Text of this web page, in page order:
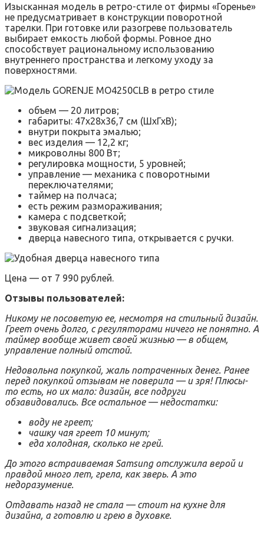
Изысканная модель в ретро-стиле от фирмы «Горенье»
не предусматривает в конструкции поворотной
тарелки. При готовке или разогреве пользователь
выбирает емкость любой формы. Ровное дно
способствует рациональному использованию
внутреннего пространства и легкому уходу за
поверхностями.
объем — 20 литров;
габариты: 47х28х36,7 см (ШхГхВ);
внутри покрыта эмалью;
вес изделия — 12,2 кг;
микроволны 800 Вт;
регулировка мощности, 5 уровней;
управление — механика с поворотными
переключателями;
таймер на полчаса;
есть режим размораживания;
камера с подсветкой;
звуковая сигнализация;
дверца навесного типа, открывается с ручки.
Цена — от 7 990 рублей.
Отзывы пользователей:
Никому не посоветую ее, несмотря на стильный дизайн.
Греет очень долго, с регуляторами ничего не понятно. А
таймер вообще живет своей жизнью — в общем,
управление полный отстой.
Недовольна покупкой, жаль потраченных денег. Ранее
перед покупкой отзывам не поверила — и зря! Плюсы-
то есть, но их мало: дизайн, все подруги
обзавидовались. Все остальное — недостатки:
воду не греет;
чашку чая греет 10 минут;
еда холодная, сколько не грей.
До этого встраиваемая Samsung отслужила верой и
правдой много лет, грела, как зверь. А это
недоразумение.
Отдавать назад не стала — стоит на кухне для
дизайна, а готовлю и грею в духовке.